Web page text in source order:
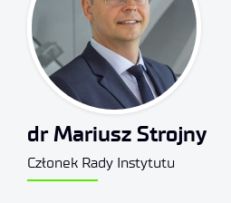
dr Mariusz Strojny
Członek Rady Instytutu